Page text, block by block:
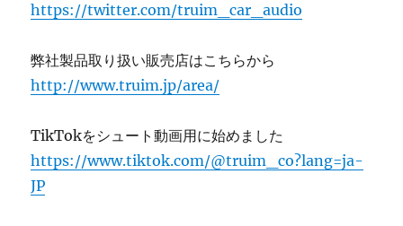
https://twitter.com/truim_car_audio
弊社製品取り扱い販売店はこちらから
http://www.truim.jp/area/
TikTokをシュート動画用に始めました
https://www.tiktok.com/@truim_co?lang=ja-
JP